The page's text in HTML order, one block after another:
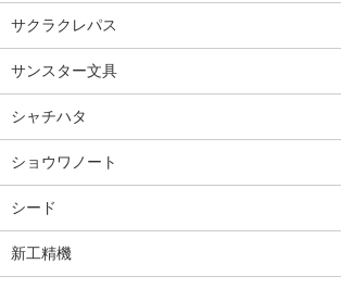
サクラクレパス
サンスター文具
シャチハタ
ショウワノート
シード
新工精機